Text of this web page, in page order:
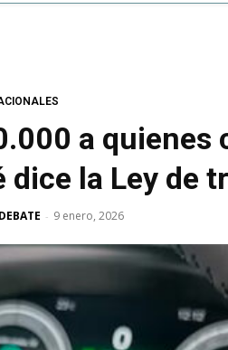
a quienes
la Ley de
- 9 enero, 2026